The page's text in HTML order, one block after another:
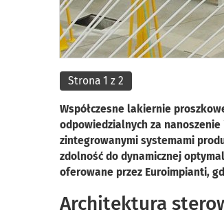
Strona 1 z 2
Współczesne lakiernie
odpowiedzialnych za nanoszenie
zintegrowanymi systemami
zdolność do dynamicznej
oferowane przez Euroimpianti,
Architektura